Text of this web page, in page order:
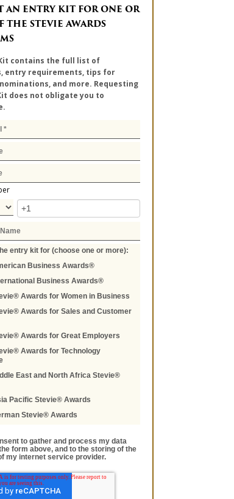
AN ENTRY KIT FOR ONE OR
THE STEVIE AWARDS
contains the full list of
entry requirements, tips for
and more. Requesting
does not obligate you to
entry kit for (choose one or more):
Business Awards®
Business Awards®
Awards for Women in Business
Awards for Sales and Customer
Awards for Great Employers
Awards for Technology
East and North Africa Stevie®
Pacific Stevie® Awards
Stevie® Awards
to gather and process my data
form above, and to the storing of the
my internet service provider.